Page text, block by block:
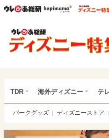
ウレぴあ総研ハピママ*
TDR 海外ディズニー テ
パークグッズ ディズニーストア